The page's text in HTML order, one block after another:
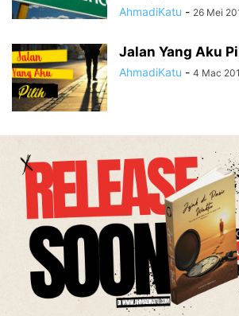
AhmadiKatu - 26 Mei
Jalan Yang Aku
AhmadiKatu - 4 Mac